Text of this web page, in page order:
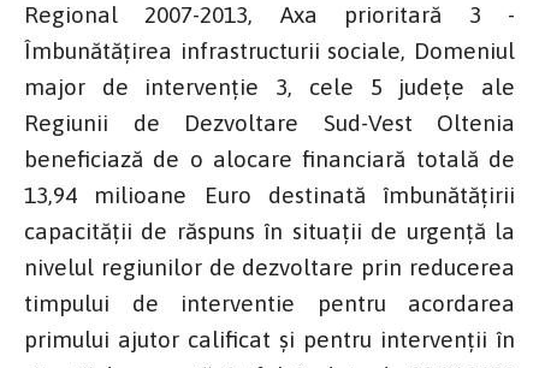
Regional 2007-2013, Axa prioritară 3 -
Îmbunătățirea infrastructurii sociale, Domeniul
major de intervenție 3, cele 5 județe ale
Regiunii de Dezvoltare Sud-Vest Oltenia
beneficiază de o alocare financiară totală de
13,94 milioane Euro destinată îmbunătățirii
capacității de răspuns în situații de urgență la
nivelul regiunilor de dezvoltare prin reducerea
timpului de interventie pentru acordarea
primului ajutor calificat și pentru intervenții în